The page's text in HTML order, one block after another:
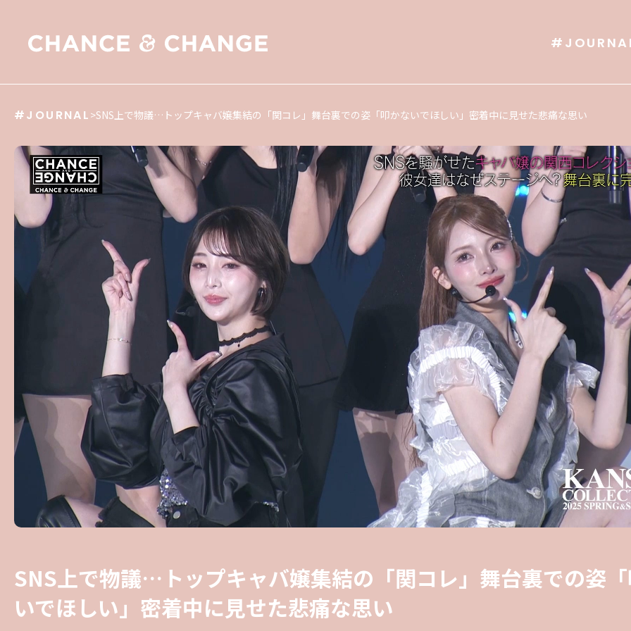
#JOURNAL >SNS上で物議…トップキャバ嬢集結の「関コレ」舞台裏での姿「叩かないでほしい」密着中に見せた悲痛な思い
SNS上で物議…トップキャバ嬢集結の「関コレ」舞台裏での姿
いでほしい」密着中に見せた悲痛な思い